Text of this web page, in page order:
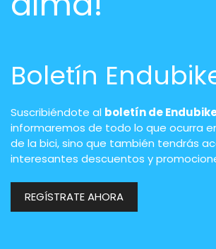
Boletín
Suscribiéndote al boletín de
informaremos de todo lo que ocurra
de la bici, sino que también tendrás
interesantes descuentos y
REGÍSTRATE AHORA